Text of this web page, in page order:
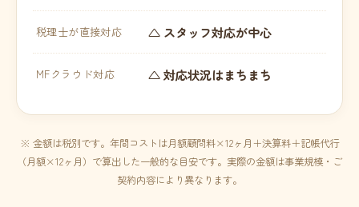
税理士が直接対応 △ スタッフ対応が中心
MFクラウド対応 △ 対応状況はまちまち
※ 金額は税別です。年間コストは月額顧問料×12ヶ月＋決算料＋記帳代行
（月額×12ヶ月）で算出した一般的な目安です。実際の金額は事業規模・ご
契約内容により異なります。